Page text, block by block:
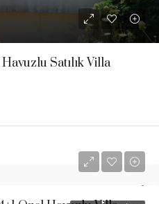
Satılık Villa